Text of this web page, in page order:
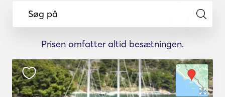
Søg på
Prisen omfatter altid besætningen.